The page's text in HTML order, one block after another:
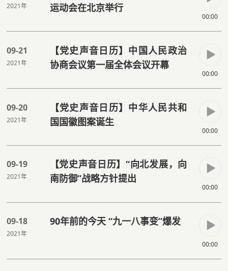
2021年
运动会在北京举行
00:00
09-21
2021年
【党史声音日历】中国人民政治
协商会议第一届全体会议开幕
00:00
09-20
2021年
【党史声音日历】中华人民共和
国国徽图案诞生
00:00
09-19
2021年
【党史声音日历】“向北发展，向
南防御”战略方针提出
00:00
09-18
2021年
90年前的今天 “九一八事变”爆发
00:00